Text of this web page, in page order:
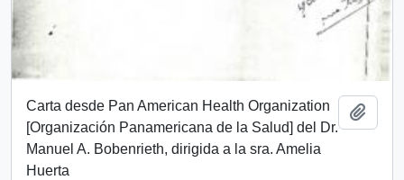
Carta desde Pan American Health Organization
[Organización Panamericana de la Salud] del Dr.
Manuel A. Bobenrieth, dirigida a la sra. Amelia
Huerta